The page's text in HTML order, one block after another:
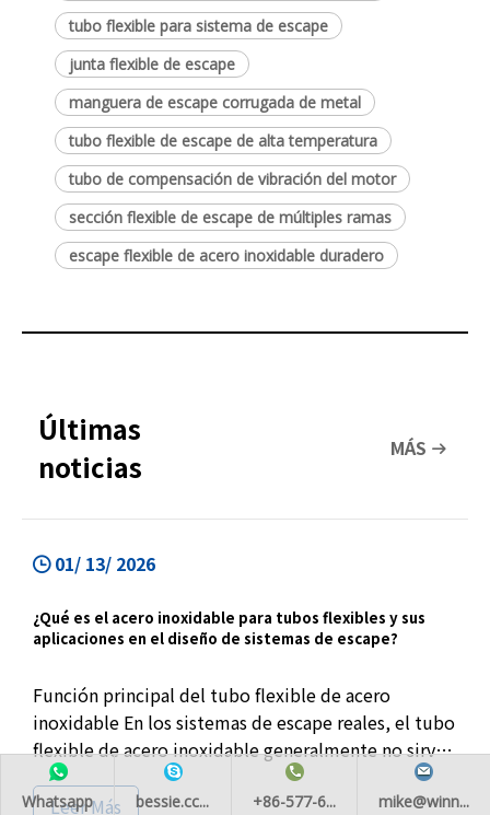
tubo flexible para sistema de escape
junta flexible de escape
manguera de escape corrugada de metal
tubo flexible de escape de alta temperatura
tubo de compensación de vibración del motor
sección flexible de escape de múltiples ramas
escape flexible de acero inoxidable duradero
Últimas
noticias
MÁS
01/ 13/ 2026
¿Qué es el acero inoxidable para tubos flexibles y sus
aplicaciones en el diseño de sistemas de escape?
Función principal del tubo flexible de acero
inoxidable En los sistemas de escape reales, el tubo
flexible de acero inoxidable generalmente no sirve
para cambiar el rendimiento del escape, sino que se
utiliza para solucionar un problema que existe
Leer Más
Whatsapp bessie.cc... +86-577-6... mike@winn...